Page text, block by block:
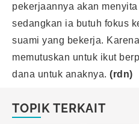
pekerjaannya akan
sedangkan ia butuh fokus
suami yang bekerja.
memutuskan untuk ikut
dana untuk anaknya. (rdn)
TOPIK TERKAIT